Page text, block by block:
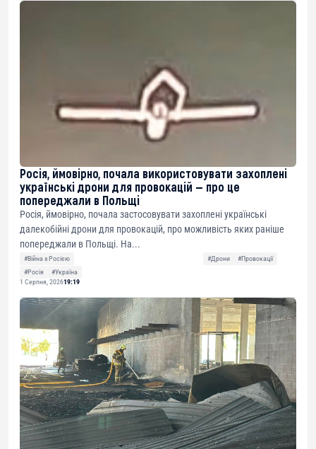
Росія, ймовірно, почала використовувати захоплені
українські дрони для провокацій — про це
попереджали в Польщі
Росія, ймовірно, почала застосовувати захоплені українські
далекобійні дрони для провокацій, про можливість яких раніше
попереджали в Польщі. На...
#Війна з Росією #Дрони
#Провокації
#Росія
#Україна
1 Серпня, 202619:19